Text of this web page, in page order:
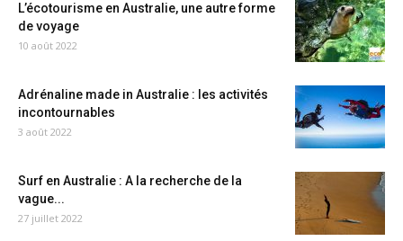
L’écotourisme en Australie, une autre forme
de voyage
10 août 2022
Adrénaline made in Australie : les activités
incontournables
3 août 2022
Surf en Australie : A la recherche de la
vague...
27 juillet 2022